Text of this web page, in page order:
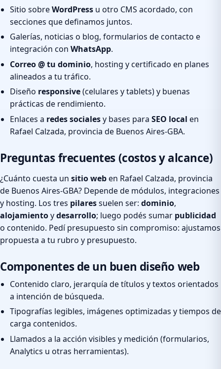
Sitio sobreWordPress u otro CMS acordado, con
secciones que definamos juntos.
Galerías, noticias o blog, formularios de contacto e
integración con WhatsApp.
Correo @ tu dominio, hosting y certificado en planes
alineados a tu tráfico.
Diseño responsive(celulares y tablets) y buenas
prácticas de rendimiento.
Enlaces a redes socialesy bases para SEO local en
Rafael Calzada, provincia de Buenos Aires-GBA.
Preguntas frecuentes (costos y alcance)
¿Cuánto cuesta un sitio weben Rafael Calzada, provincia
de Buenos Aires-GBA? Depende de módulos, integraciones
y hosting. Los tres pilaressuelen ser: dominio,
alojamientoydesarrollo; luego podés sumar publicidad
o contenido. Pedí presupuesto sin compromiso: ajustamos
propuesta a tu rubro y presupuesto.
Componentes de un buen diseño web
Contenido claro, jerarquía de títulos y textos orientados
a intención de búsqueda.
Tipografías legibles, imágenes optimizadas y tiempos de
carga contenidos.
Llamados a la acción visibles y medición (formularios,
Analytics u otras herramientas).